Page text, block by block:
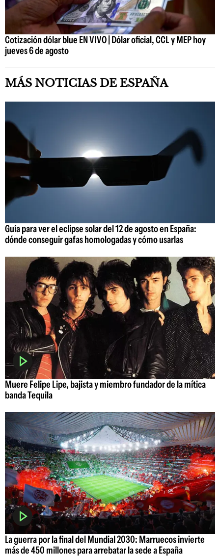
Cotización dólar blue EN VIVO | Dólar oficial, CCL y MEP hoy
jueves 6 de agosto
MÁS NOTICIAS DE ESPAÑA
Guía para ver el eclipse solar del 12 de agosto en España:
dónde conseguir gafas homologadas y cómo usarlas
Muere Felipe Lipe, bajista y miembro fundador de la mítica
banda Tequila
La guerra por la final del Mundial 2030: Marruecos invierte
más de 450 millones para arrebatar la sede a España